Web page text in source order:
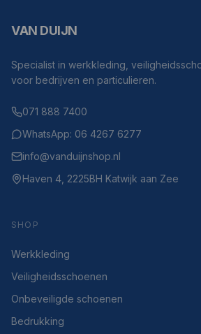
VAN DUIJN
Specialist in werkkleding,
voor bedrijven en particulieren.
071 888 7400
WhatsApp: 06 4267 6277
info@vanduijnshop.nl
Haven 4, 2225BH Katwijk aan Zee
SHOP
Werkkleding
Veiligheidsschoenen
Onbeveiligde schoenen
Bedrukking